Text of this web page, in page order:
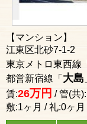
【マンション】
江東区北砂7-1-2
東京メトロ東西線「
都営新宿線「 大島
賃:26万円 / 管(共
敷:1ヶ月 / 礼:0ヶ月